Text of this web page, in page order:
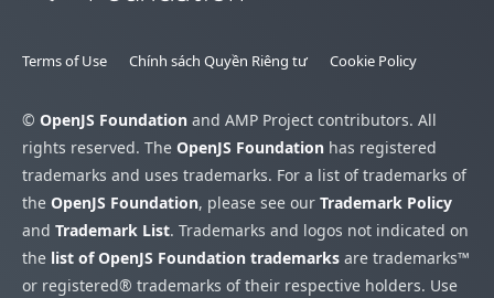
Terms of Use Chính sách Quyền Riêng tư Cookie Policy
© OpenJS Foundation and AMP Project contributors. All
rights reserved. The OpenJS Foundation has registered
trademarks and uses trademarks. For a list of trademarks of
the OpenJS Foundation, please see our Trademark Policy
and Trademark List. Trademarks and logos not indicated on
the list of OpenJS Foundation trademarks are trademarks™
or registered® trademarks of their respective holders. Use